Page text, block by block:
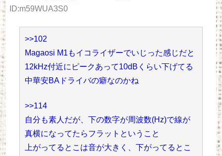
ID:m59WUA3S0
>>102
Magaosi M1もイコライザーでいじった感じだと
12kHz付近にピークあって10dBくらい下げてる
中華安BAドライバの癖なのかね
>>114
自分も素人だが、下の数字が周波数(Hz)で線が
真横になってたらフラットということ
上がってるとこは音が大きく、下がってるとこ